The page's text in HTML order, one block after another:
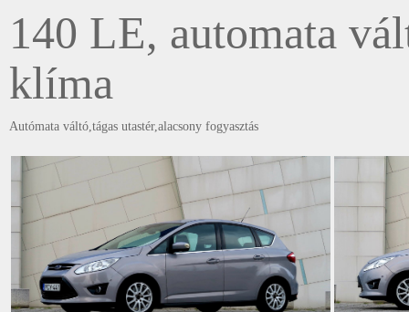
140 LE, automata
klíma
Autómata váltó,tágas utastér,alacsony fogyasztás